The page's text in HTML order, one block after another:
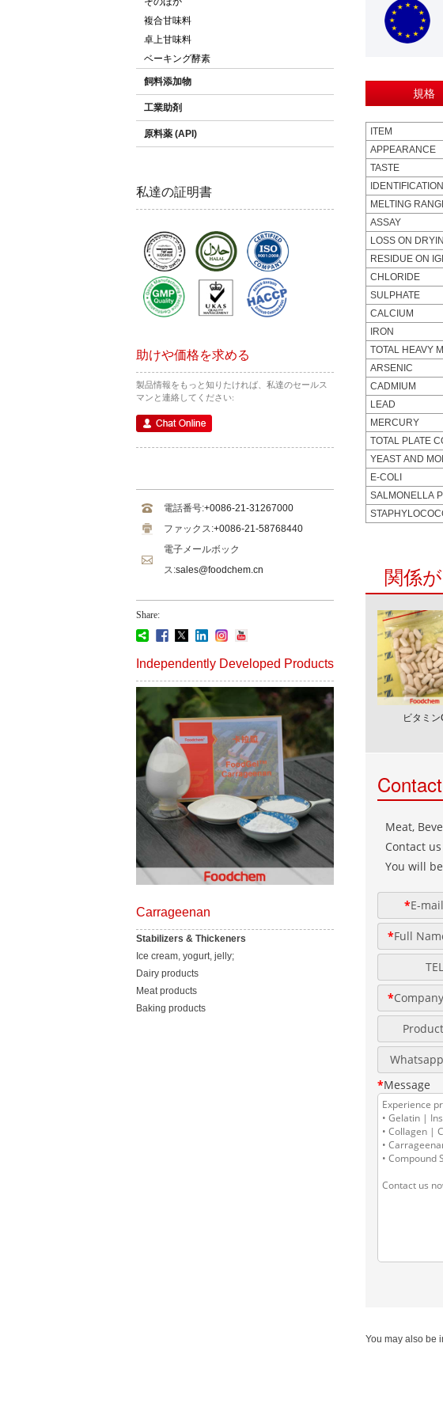
複合甘味料
卓上甘味料
ベーキング酵素
飼料添加物
工業助剤
原料薬 (API)
私達の証明書
助けや価格を求める
製品情報をもっと知りたければ、私達のセールス
マンと連絡してください:
電話番号:+0086-21-31267000
ファックス:+0086-21-58768440
電子メールボック
ス:sales@foodchem.cn
Share:
Independently Developed Products
Carrageenan
Stabilizers & Thickeners
Ice cream, yogurt, jelly;
Dairy products
Meat products
Baking products
規格
ITEM
APPEARANCE
TASTE
MELTING
ASSAY
LOSS ON
RESIDUE ON
CHLORIDE
SULPHATE
CALCIUM
IRON
TOTAL HEAVY
ARSENIC
CADMIUM
LEAD
MERCURY
TOTAL PLATE
YEAST AND
E-COLI
SALMONELLA
関係
ビタミン
You may also be